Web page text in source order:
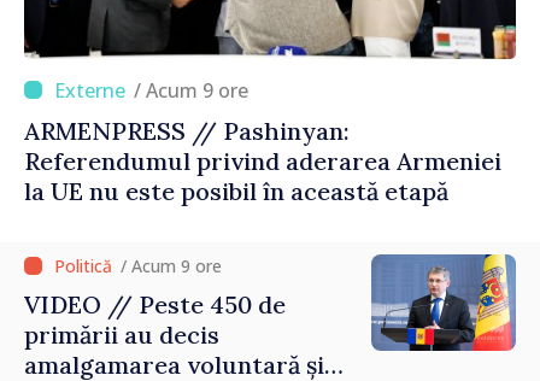
/ Acum 9 ore
ARMENPRESS // Pashinyan:
Referendumul privind aderarea Armeniei
la UE nu este posibil în această etapă
/ Acum 9 ore
VIDEO // Peste 450 de
primării au decis
amalgamarea voluntară și